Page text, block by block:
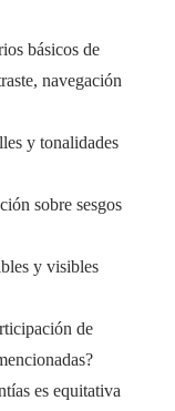
básicos de
navegación
y tonalidades
sobre sesgos
y visibles
de
es equitativa